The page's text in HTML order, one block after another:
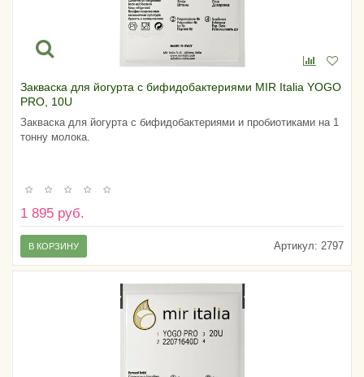
Закваска для йогурта с бифидобактериями MIR Italia YOGO
PRO, 10U
Закваска для йогурта с бифидобактериями и пробиотиками на 1
тонну молока.
1 895 руб.
Артикул: 2797
В КОРЗИНУ